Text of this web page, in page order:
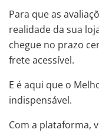
Para que as
realidade da sua
chegue no prazo
frete acessível.
E é aqui que o
indispensável.
Com a plataforma,